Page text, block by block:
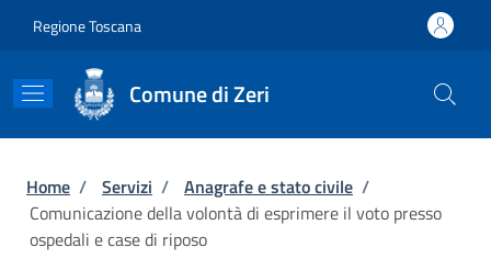
Regione Toscana
Comune di Zeri
Briciole di pane
Home / Servizi / Anagrafe e stato civile /
Comunicazione della volontà di esprimere il voto presso
ospedali e case di riposo